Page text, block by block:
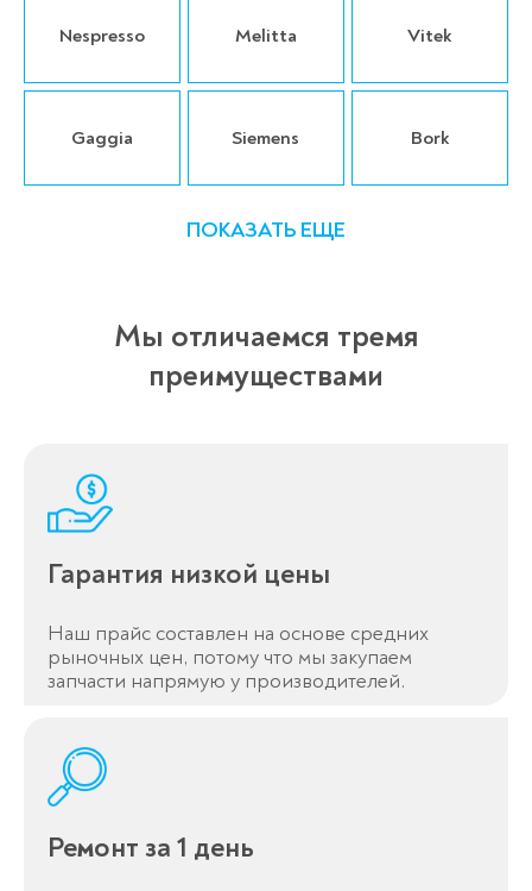
Nespresso Melitta Vitek
Gaggia Siemens Bork
ПОКАЗАТЬ ЕЩЕ
Мы отличаемся тремя
преимуществами
Гарантия низкой цены
Наш прайс составлен на основе средних
рыночных цен, потому что мы закупаем
запчасти напрямую у производителей.
Ремонт за 1 день